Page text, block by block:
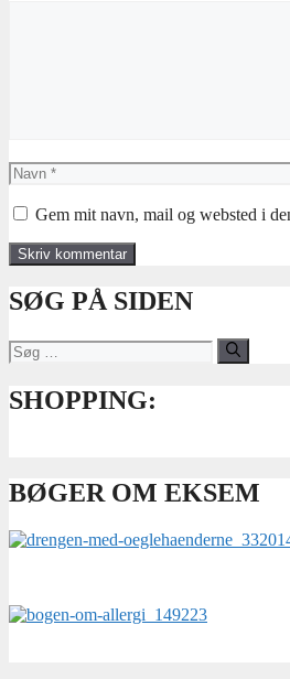
Navn
Gem mit navn, mail og websted i
SØG PÅ SIDEN
Søg
efter:
SHOPPING:
BØGER OM EKSEM